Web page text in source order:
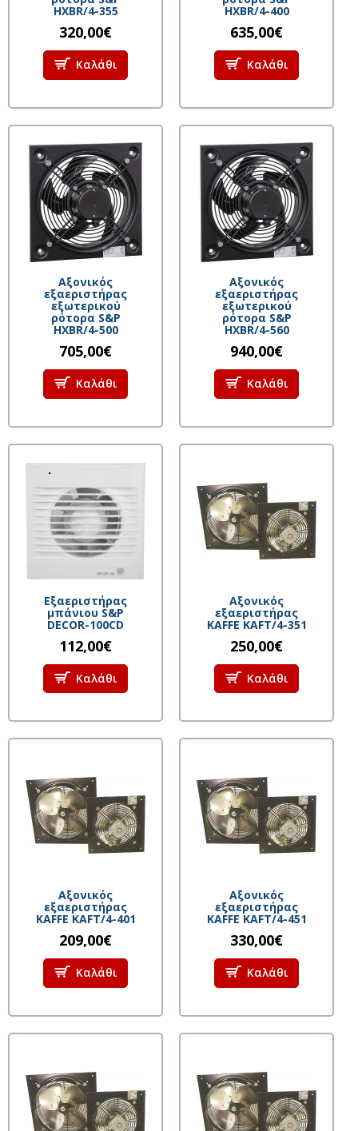
HXBR/4-355
320,00€
Καλάθι
HXBR/4-400
635,00€
Καλάθι
Aξονικός
εξαεριστήρας
εξωτερικού
ρότορα S&P
HXBR/4-500
705,00€
Καλάθι
Aξονικός
εξαεριστήρας
εξωτερικού
ρότορα S&P
HXBR/4-560
940,00€
Καλάθι
Eξαεριστήρας
μπάνιου S&P
DECOR-100CD
112,00€
Καλάθι
Αξονικός
εξαεριστήρας
KAFFE KAFT/4-351
250,00€
Καλάθι
Αξονικός
εξαεριστήρας
KAFFE KAFT/4-401
209,00€
Καλάθι
Αξονικός
εξαεριστήρας
KAFFE KAFT/4-451
330,00€
Καλάθι